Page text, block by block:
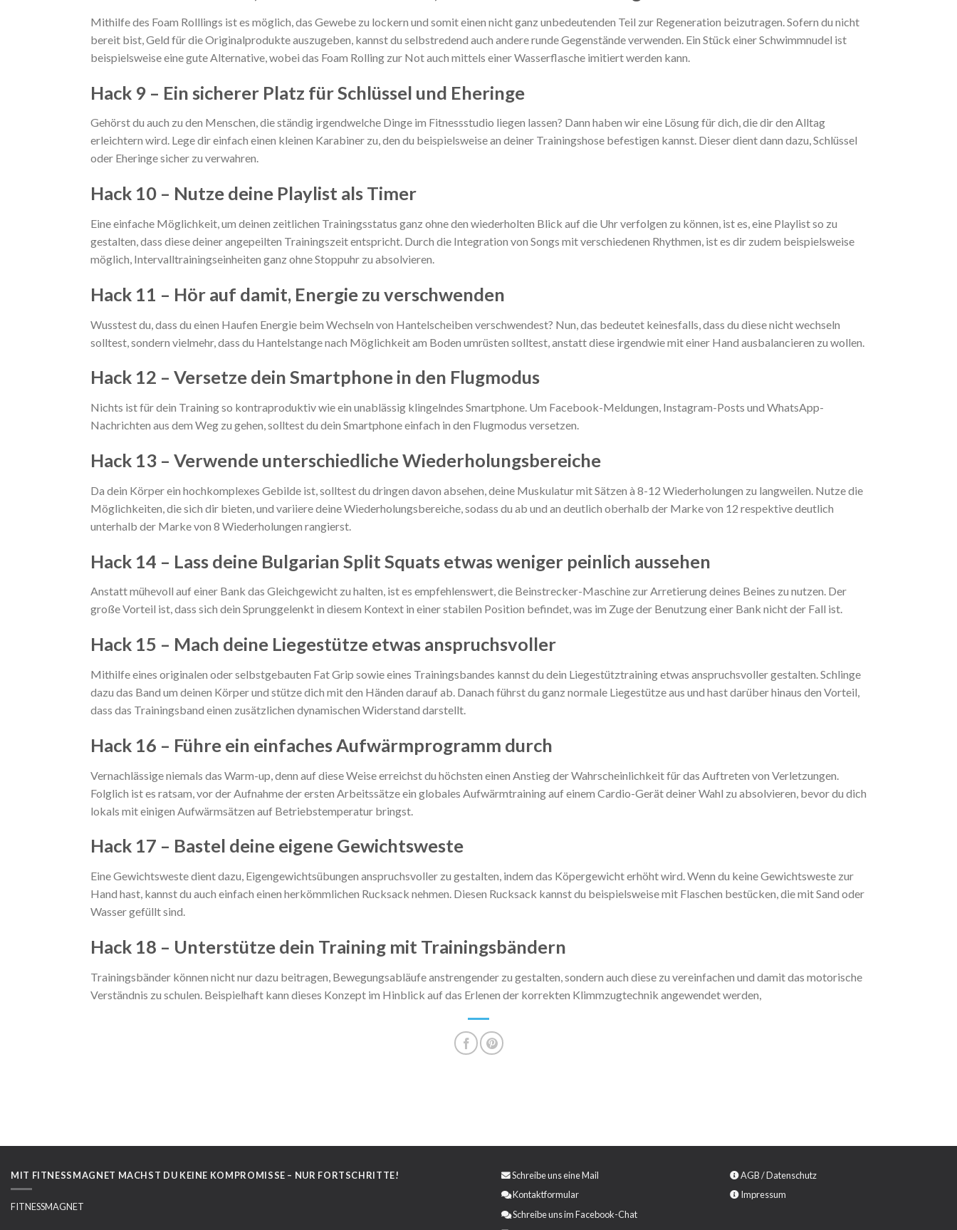
Mithilfe des Foam Rolllings ist es möglich, das Gewebe zu lockern und somit einen nicht ganz unbedeutenden Teil zur Regeneration beizutragen. Sofern du nicht
bereit bist, Geld für die Originalprodukte auszugeben, kannst du selbstredend auch andere runde Gegenstände verwenden. Ein Stück einer Schwimmnudel ist
beispielsweise eine gute Alternative, wobei das Foam Rolling zur Not auch mittels einer Wasserflasche imitiert werden kann.
Hack 9 – Ein sicherer Platz für Schlüssel und Eheringe
Gehörst du auch zu den Menschen, die ständig irgendwelche Dinge im Fitnessstudio liegen lassen? Dann haben wir eine Lösung für dich, die dir den Alltag
erleichtern wird. Lege dir einfach einen kleinen Karabiner zu, den du beispielsweise an deiner Trainingshose befestigen kannst. Dieser dient dann dazu, Schlüssel
oder Eheringe sicher zu verwahren.
Hack 10 – Nutze deine Playlist als Timer
Eine einfache Möglichkeit, um deinen zeitlichen Trainingsstatus ganz ohne den wiederholten Blick auf die Uhr verfolgen zu können, ist es, eine Playlist so zu
gestalten, dass diese deiner angepeilten Trainingszeit entspricht. Durch die Integration von Songs mit verschiedenen Rhythmen, ist es dir zudem beispielsweise
möglich, Intervalltrainingseinheiten ganz ohne Stoppuhr zu absolvieren.
Hack 11 – Hör auf damit, Energie zu verschwenden
Wusstest du, dass du einen Haufen Energie beim Wechseln von Hantelscheiben verschwendest? Nun, das bedeutet keinesfalls, dass du diese nicht wechseln
solltest, sondern vielmehr, dass du Hantelstange nach Möglichkeit am Boden umrüsten solltest, anstatt diese irgendwie mit einer Hand ausbalancieren zu wollen.
Hack 12 – Versetze dein Smartphone in den Flugmodus
Nichts ist für dein Training so kontraproduktiv wie ein unablässig klingelndes Smartphone. Um Facebook-Meldungen, Instagram-Posts und WhatsApp-
Nachrichten aus dem Weg zu gehen, solltest du dein Smartphone einfach in den Flugmodus versetzen.
Hack 13 – Verwende unterschiedliche Wiederholungsbereiche
Da dein Körper ein hochkomplexes Gebilde ist, solltest du dringen davon absehen, deine Muskulatur mit Sätzen à 8-12 Wiederholungen zu langweilen. Nutze die
Möglichkeiten, die sich dir bieten, und variiere deine Wiederholungsbereiche, sodass du ab und an deutlich oberhalb der Marke von 12 respektive deutlich
unterhalb der Marke von 8 Wiederholungen rangierst.
Hack 14 – Lass deine Bulgarian Split Squats etwas weniger peinlich aussehen
Anstatt mühevoll auf einer Bank das Gleichgewicht zu halten, ist es empfehlenswert, die Beinstrecker-Maschine zur Arretierung deines Beines zu nutzen. Der
große Vorteil ist, dass sich dein Sprunggelenkt in diesem Kontext in einer stabilen Position befindet, was im Zuge der Benutzung einer Bank nicht der Fall ist.
Hack 15 – Mach deine Liegestütze etwas anspruchsvoller
Mithilfe eines originalen oder selbstgebauten Fat Grip sowie eines Trainingsbandes kannst du dein Liegestütztraining etwas anspruchsvoller gestalten. Schlinge
dazu das Band um deinen Körper und stütze dich mit den Händen darauf ab. Danach führst du ganz normale Liegestütze aus und hast darüber hinaus den Vorteil,
dass das Trainingsband einen zusätzlichen dynamischen Widerstand darstellt.
Hack 16 – Führe ein einfaches Aufwärmprogramm durch
Vernachlässige niemals das Warm-up, denn auf diese Weise erreichst du höchsten einen Anstieg der Wahrscheinlichkeit für das Auftreten von Verletzungen.
Folglich ist es ratsam, vor der Aufnahme der ersten Arbeitssätze ein globales Aufwärmtraining auf einem Cardio-Gerät deiner Wahl zu absolvieren, bevor du dich
lokals mit einigen Aufwärmsätzen auf Betriebstemperatur bringst.
Hack 17 – Bastel deine eigene Gewichtsweste
Eine Gewichtsweste dient dazu, Eigengewichtsübungen anspruchsvoller zu gestalten, indem das Köpergewicht erhöht wird. Wenn du keine Gewichtsweste zur
Hand hast, kannst du auch einfach einen herkömmlichen Rucksack nehmen. Diesen Rucksack kannst du beispielsweise mit Flaschen bestücken, die mit Sand oder
Wasser gefüllt sind.
Hack 18 – Unterstütze dein Training mit Trainingsbändern
Trainingsbänder können nicht nur dazu beitragen, Bewegungsabläufe anstrengender zu gestalten, sondern auch diese zu vereinfachen und damit das motorische
Verständnis zu schulen. Beispielhaft kann dieses Konzept im Hinblick auf das Erlenen der korrekten Klimmzugtechnik angewendet werden,
MIT FITNESSMAGNET MACHST DU KEINE KOMPROMISSE – NUR FORTSCHRITTE!
FITNESSMAGNET
Schreibe uns eineMail
Kontaktformular
Schreibe uns im Facebook-Chat
AGB/Datenschutz
Impressum